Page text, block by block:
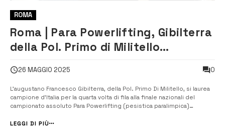
ROMA
Roma | Para Powerlifting, Gibilterra
della Pol. Primo di Militello
26 MAGGIO 2025 0
L’augustano Francesco Gibilterra, della Pol. Primo Di Militello, si laurea
campione d’Italia per la quarta volta di fila alla finale nazionali del
campionato assoluto Para Powerlifting (pesistica paralimpica)
Hotel Hilton Rome Airport di Fiumicino (RM) che ha ospitat...
LEGGI DI PIÙ